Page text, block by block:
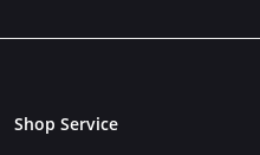
Shop Service